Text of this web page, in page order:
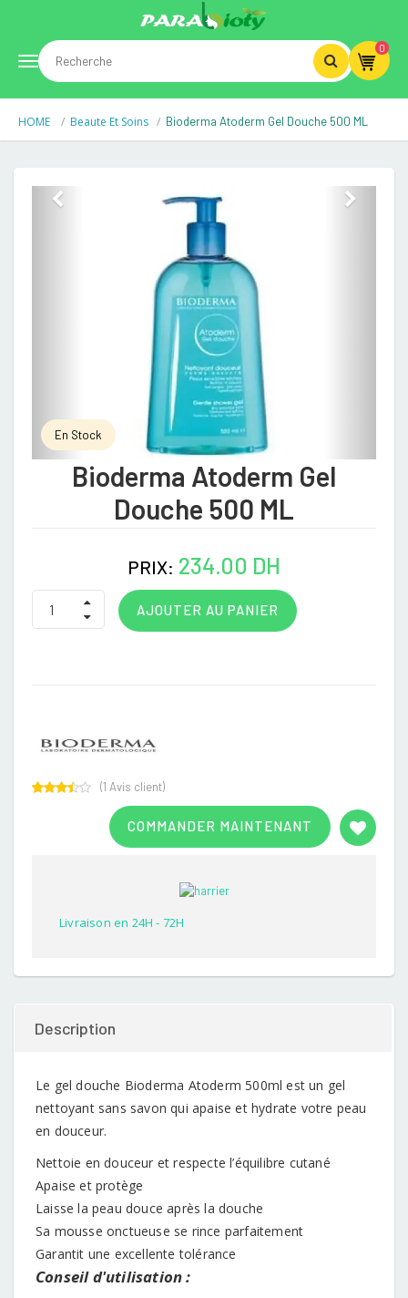
Toggle
navigation
0
HOME Beaute Et Soins Bioderma Atoderm Gel Douche 500 ML
En Stock
Bioderma Atoderm Gel
Douche 500 ML
PRIX: 234.00 DH
AJOUTER AU PANIER
COMMANDER MAINTENANT
(1 Avis client)
Livraison en 24H - 72H
Description
Le gel douche Bioderma Atoderm 500ml est un gel
nettoyant sans savon qui apaise et hydrate votre peau
en douceur.
Nettoie en douceur et respecte l’équilibre cutané
Apaise et protège
Laisse la peau douce après la douche
Sa mousse onctueuse se rince parfaitement
Garantit une excellente tolérance
Conseil d'utilisation :